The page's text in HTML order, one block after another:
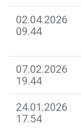
02.04.2026
09.44
07.02.2026
19.44
24.01.2026
17.54